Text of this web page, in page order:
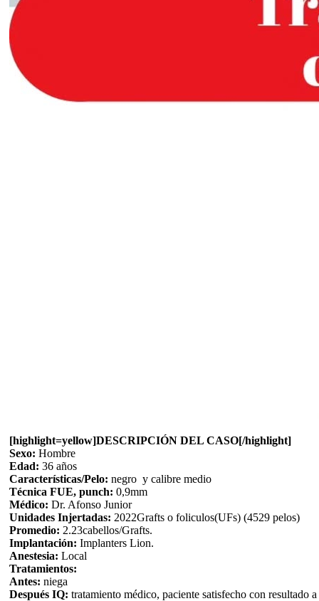
[highlight=yellow]DESCRIPCIÓN DEL CASO[/highlight]
Sexo: Hombre
Edad: 36 años
Características/Pelo: negro y calibre medio
Técnica FUE, punch: 0,9mm
Médico: Dr. Afonso Junior
Unidades Injertadas: 2022Grafts o foliculos(UFs) (4529 pelos)
Promedio: 2.23cabellos/Grafts.
Implantación: Implanters Lion.
Anestesia: Local
Tratamientos:
Antes: niega
Después IQ: tratamiento médico, paciente satisfecho con resultado